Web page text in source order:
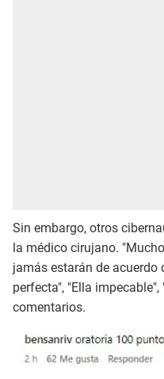
Sin embargo, otros
la médico cirujano.
jamás estarán de acuerdo
perfecta", "Ella
comentarios.